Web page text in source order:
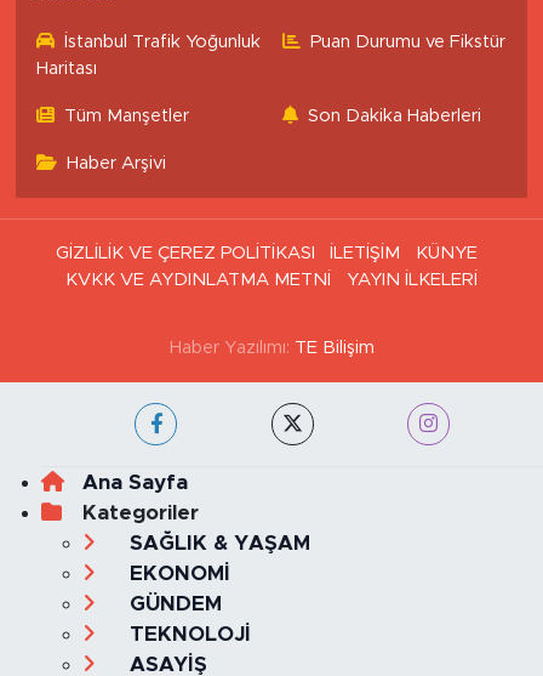
İstanbul Trafik Yoğunluk
Haritası
Puan Durumu ve Fikstür
Tüm Manşetler Son Dakika Haberleri
Haber Arşivi
GİZLİLİK VE ÇEREZ POLİTİKASI İLETİŞİM
KÜNYE
KVKK VE AYDINLATMA METNİ
YAYIN İLKELERİ
Haber Yazılımı: TE Bilişim
Ana Sayfa
Kategoriler
SAĞLIK & YAŞAM
EKONOMİ
GÜNDEM
TEKNOLOJİ
ASAYİŞ